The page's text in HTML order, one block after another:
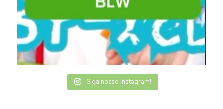
Siga nosso Instagram!